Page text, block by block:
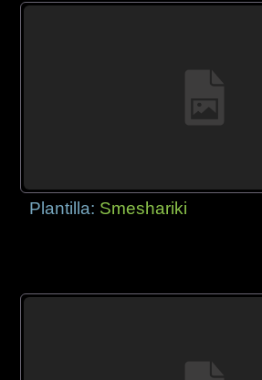
Plantilla: Smeshariki